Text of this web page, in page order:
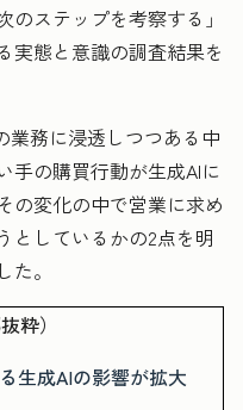
ステップを考察する」
実態と意識の調査結果を
務に浸透しつつある中
の購買行動が生成AIに
の変化の中で営業に求め
としているかの2点を明
。
粋）
生成AIの影響が拡大